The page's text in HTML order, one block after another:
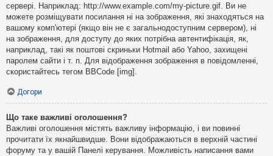
сервері. Наприклад: http://www.example.com/my-picture.gif. Ви не
можете розміщувати посилання ні на зображення, які знаходяться на
вашому комп'ютері (якщо він не є загальнодоступним сервером), ні
на зображення, для доступу до яких потрібна автентифікація, як,
наприклад, такі як поштові скриньки Hotmail або Yahoo, захищені
паролем сайти і т. п. Для відображення зображення в повідомленні,
скористайтесь тегом BBCode [img].
Догори
Що таке важливі оголошення?
Важливі оголошення містять важливу інформацію, і ви повинні
прочитати їх якнайшвидше. Вони відображаються в верхній частині
форуму та у вашій Панелі керування. Можливість написання вами